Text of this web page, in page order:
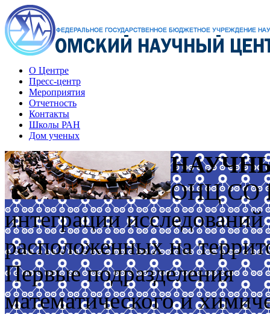
О Центре
Пресс-центр
Мероприятия
Отчетность
Контакты
Школы РАН
Дом ученых
ОНЦ СО
интеграции
расположенных на
Первые подразделения
математического и